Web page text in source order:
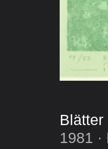
Blätter
1981